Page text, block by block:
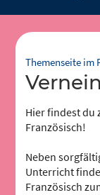
Themenseite im
Hier findest du
Französisch!
Neben
Unterricht
Französisch